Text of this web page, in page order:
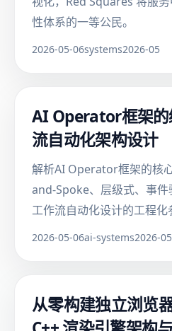
性体系的一等公民。
2026-05-06systems2026-05
AI Operator框架的
流自动化架构设计
解析AI Operator框架的核
and-Spoke、层级式、事
工作流自动化设计的工程化
2026-05-06ai-systems2026-05
从零构建独立浏览